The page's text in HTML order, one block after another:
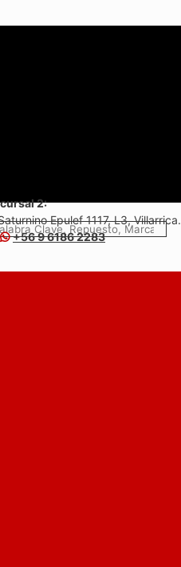
2:
Epulef 1117, L3, Villarrica.
+56 9 6186 2283